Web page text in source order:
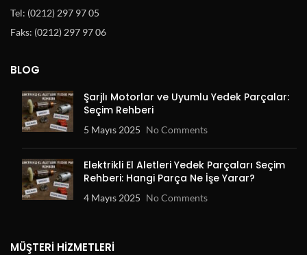
Tel: (0212) 297 97 05
Faks: (0212) 297 97 06
BLOG
Şarjlı Motorlar ve Uyumlu Yedek Parçalar:
Seçim Rehberi
5 Mayıs 2025 No Comments
Elektrikli El Aletleri Yedek Parçaları Seçim
Rehberi: Hangi Parça Ne İşe Yarar?
4 Mayıs 2025 No Comments
MÜŞTERI HIZMETLERI